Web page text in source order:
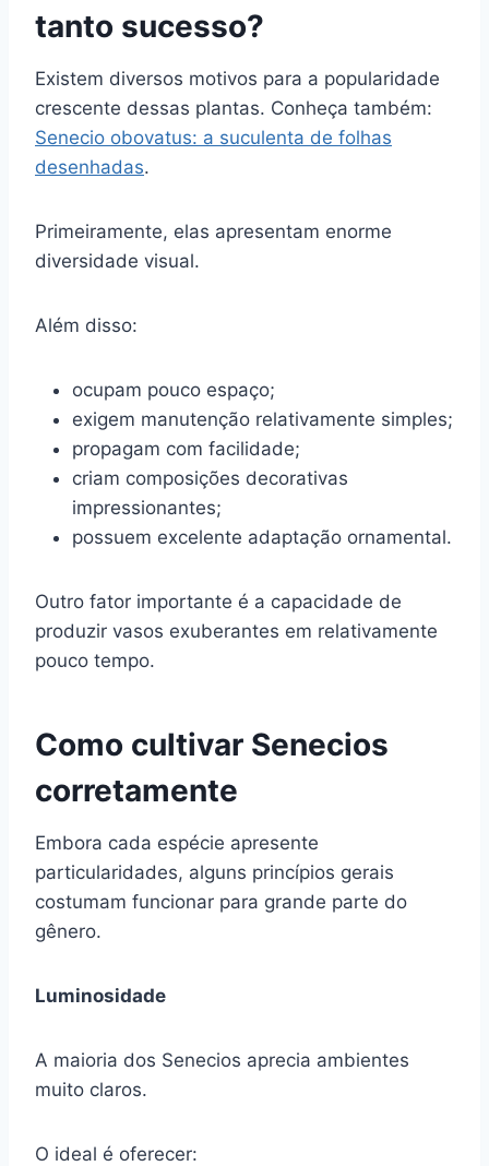
tanto sucesso?
Existem diversos motivos para a popularidade
crescente dessas plantas. Conheça também:
Senecio obovatus: a suculenta de folhas
desenhadas.
Primeiramente, elas apresentam enorme
diversidade visual.
Além disso:
ocupam pouco espaço;
exigem manutenção relativamente simples;
propagam com facilidade;
criam composições decorativas
impressionantes;
possuem excelente adaptação ornamental.
Outro fator importante é a capacidade de
produzir vasos exuberantes em relativamente
pouco tempo.
Como cultivar Senecios
corretamente
Embora cada espécie apresente
particularidades, alguns princípios gerais
costumam funcionar para grande parte do
gênero.
Luminosidade
A maioria dos Senecios aprecia ambientes
muito claros.
O ideal é oferecer: